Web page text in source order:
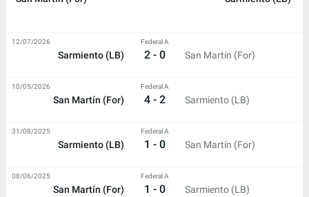
Sarmiento (LB)
Federal A
2 - 0 San Martín (For)
12/07/2026
San Martín (For)
Federal A
4 - 2 Sarmiento (LB)
10/05/2026
Sarmiento (LB)
Federal A
1 - 0 San Martín (For)
31/08/2025
San Martín (For)
Federal A
1 - 0 Sarmiento (LB)
08/06/2025